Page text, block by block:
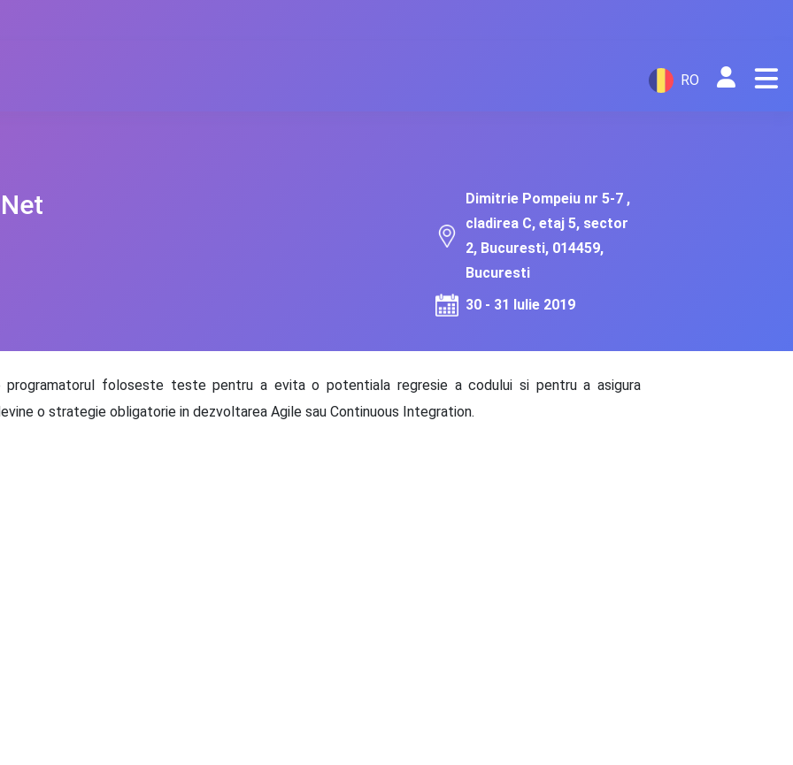
RO
Dimitrie Pompeiu nr 5-7 ,
cladirea C, etaj 5, sector
2, Bucuresti, 014459,
Bucuresti
30 - 31 Iulie 2019
foloseste teste pentru a evita o potentiala regresie a codului si pentru a asigura
o strategie obligatorie in dezvoltarea Agile sau Continuous Integration.